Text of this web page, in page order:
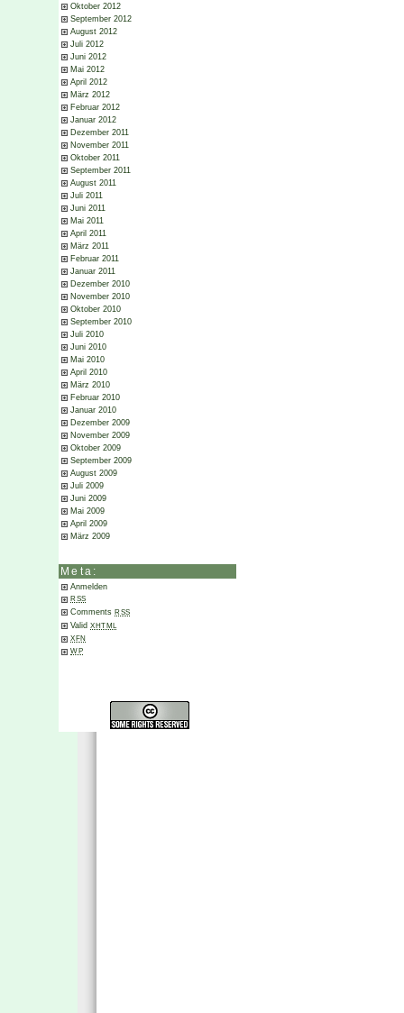
Oktober 2012
September 2012
August 2012
Juli 2012
Juni 2012
Mai 2012
April 2012
März 2012
Februar 2012
Januar 2012
Dezember 2011
November 2011
Oktober 2011
September 2011
August 2011
Juli 2011
Juni 2011
Mai 2011
April 2011
März 2011
Februar 2011
Januar 2011
Dezember 2010
November 2010
Oktober 2010
September 2010
Juli 2010
Juni 2010
Mai 2010
April 2010
März 2010
Februar 2010
Januar 2010
Dezember 2009
November 2009
Oktober 2009
September 2009
August 2009
Juli 2009
Juni 2009
Mai 2009
April 2009
März 2009
Meta:
Anmelden
RSS
Comments RSS
Valid XHTML
XFN
WP